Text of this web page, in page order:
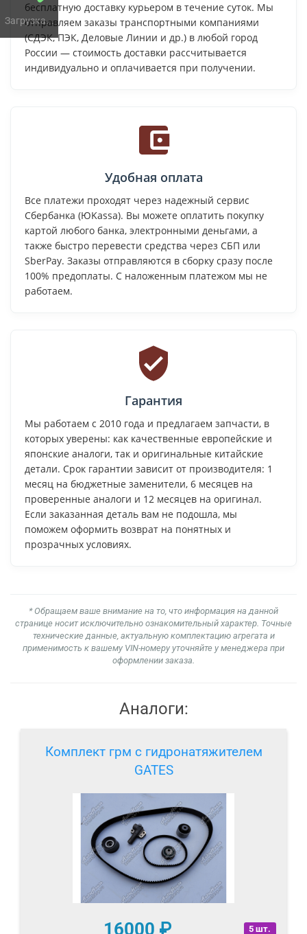
Загрузка...
бесплатную доставку курьером в течение суток. Мы
отправляем заказы транспортными компаниями
(СДЭК, ПЭК, Деловые Линии и др.) в любой город
России — стоимость доставки рассчитывается
индивидуально и оплачивается при получении.
Удобная оплата
Все платежи проходят через надежный сервис
Сбербанка (ЮKassa). Вы можете оплатить покупку
картой любого банка, электронными деньгами, а
также быстро перевести средства через СБП или
SberPay. Заказы отправляются в сборку сразу после
100% предоплаты. С наложенным платежом мы не
работаем.
Гарантия
Мы работаем с 2010 года и предлагаем запчасти, в
которых уверены: как качественные европейские и
японские аналоги, так и оригинальные китайские
детали. Срок гарантии зависит от производителя: 1
месяц на бюджетные заменители, 6 месяцев на
проверенные аналоги и 12 месяцев на оригинал.
Если заказанная деталь вам не подошла, мы
поможем оформить возврат на понятных и
прозрачных условиях.
* Обращаем ваше внимание на то, что информация на данной
странице носит исключительно ознакомительный характер. Точные
технические данные, актуальную комплектацию агрегата и
применимость к вашему VIN-номеру уточняйте у менеджера при
оформлении заказа.
Аналоги:
Комплект грм с гидронатяжителем
GATES
5 шт.
16000 ₽